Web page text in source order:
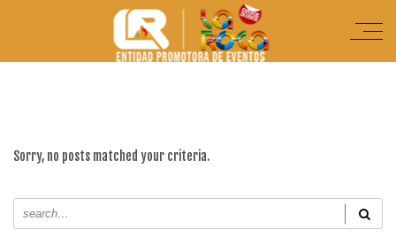
Sorry, no posts matched your criteria.